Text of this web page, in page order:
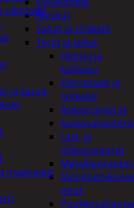
Ruiskut
Sahat ja sirkkelit
Terät ja laikat
Hionta ja
katkaisu
Kierretapit ja
työkalut
Kiviporanterät
Kuviosahanterä
Lasi- ja
tiiliporanterät
terät
ulkotulet
ja kasvit
magneetit